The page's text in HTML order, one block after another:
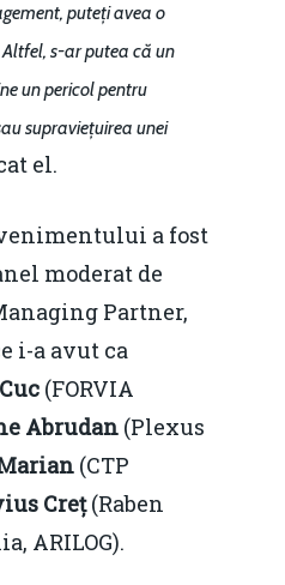
puteți avea o
s-ar putea că un
un pericol pentru
supraviețuirea unei
el.
a fost
moderat de
Partner,
i-a avut ca
(FORVIA
Abrudan (Plexus
(CTP
Creț(Raben
ARILOG).